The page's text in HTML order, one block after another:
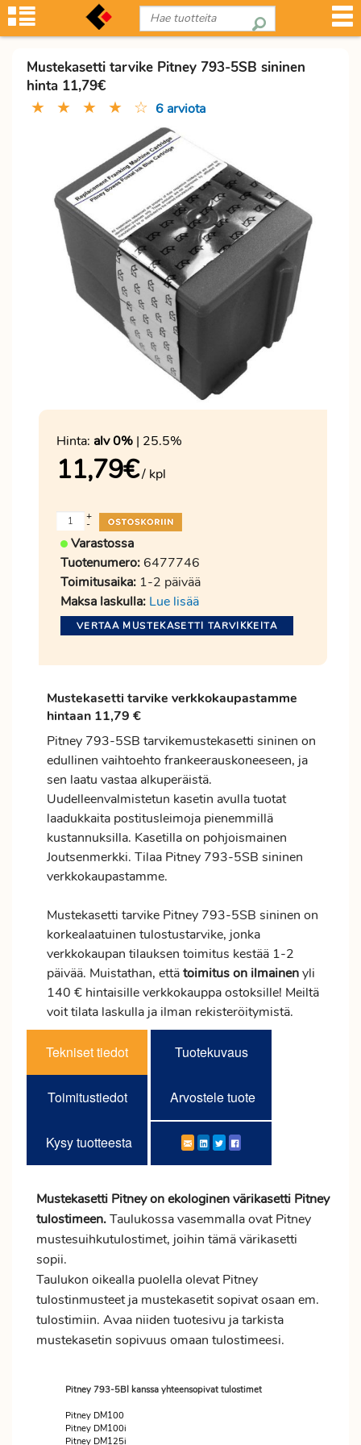
Mustekasetti tarvike Pitney 793-5SB sininen
hinta 11,79€
★ ★ ★ ★ ☆ 6 arviota
Hinta: alv 0% | 25.5%
11,79€/ kpl
-
+
Varastossa
Tuotenumero: 6477746
Toimitusaika: 1-2 päivää
Maksa laskulla: Lue lisää
VERTAA MUSTEKASETTI TARVIKKEITA
Mustekasetti tarvike verkkokaupastamme
hintaan 11,79 €
Pitney 793-5SB tarvikemustekasetti sininen on
edullinen vaihtoehto frankeerauskoneeseen, ja
sen laatu vastaa alkuperäistä.
Uudelleenvalmistetun kasetin avulla tuotat
laadukkaita postitusleimoja pienemmillä
kustannuksilla. Kasetilla on pohjoismainen
Joutsenmerkki. Tilaa Pitney 793-5SB sininen
verkkokaupastamme.
Mustekasetti tarvike Pitney 793-5SB sininen on
korkealaatuinen tulostustarvike, jonka
verkkokaupan tilauksen toimitus kestää 1-2
päivää. Muistathan, ettätoimituson ilmainenyli
140 € hintaisille verkkokauppa ostoksille! Meiltä
voit tilata laskulla ja ilman rekisteröitymistä.
Tekniset tiedot Tuotekuvaus
Toimitustiedot Arvostele tuote
Kysy tuotteesta
Mustekasetti Pitney on ekologinen värikasetti Pitney
tulostimeen.Taulukossa vasemmalla ovat Pitney
mustesuihkutulostimet, joihin tämä värikasetti
sopii.
Taulukon oikealla puolella olevat Pitney
tulostinmusteet ja mustekasetit sopivat osaan em.
tulostimiin. Avaa niiden tuotesivu ja tarkista
mustekasetin sopivuus omaan tulostimeesi.
Pitney 793-5BI kanssa yhteensopivat tulostimet
Pitney DM100
Pitney DM100i
Pitney DM125i